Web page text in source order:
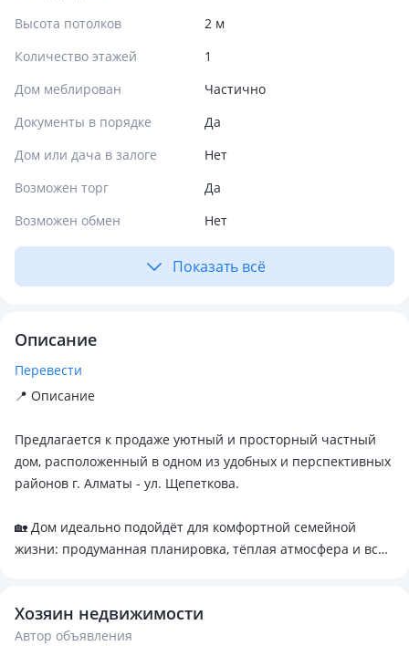
Высота потолков
2 м
Количество этажей
1
Дом меблирован
Частично
Документы в порядке
Да
Дом или дача в залоге
Нет
Возможен торг
Да
Возможен обмен
Нет
Показать всё
Описание
Перевести
📍 Описание
Предлагается к продаже уютный и просторный частный
дом, расположенный в одном из удобных и перспективных
районов г. Алматы - ул. Щепеткова.
🏡 Дом идеально подойдёт для комфортной семейной
жизни: продуманная планировка, тёплая атмосфера и все
📐 Характеристики:
✔ Участок - 4, 46 соток (фактически больше, есть
Хозяин недвижимости
Автор объявления